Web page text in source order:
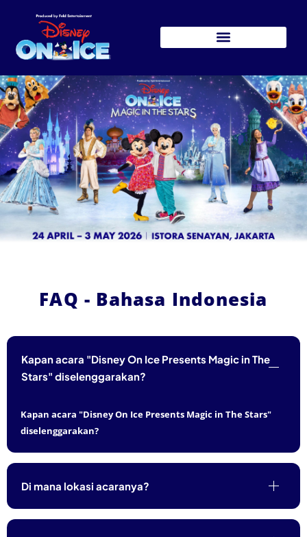
FAQ - Bahasa Indonesia
Kapan acara "Disney On Ice Presents Magic in The
Stars" diselenggarakan?
Kapan acara "Disney On Ice Presents Magic in The Stars"
diselenggarakan?
Di mana lokasi acaranya?